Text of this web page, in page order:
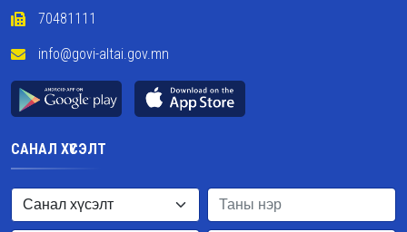
70481111
info@govi-altai.gov.mn
САНАЛ ХҮСЭЛТ